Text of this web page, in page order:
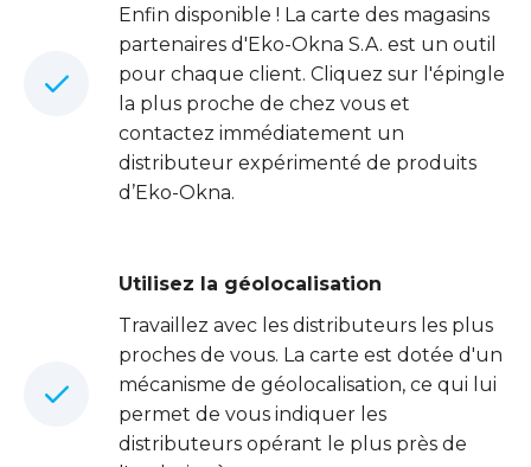
Enfin disponible ! La carte des magasins
partenaires d'Eko-Okna S.A. est un outil
pour chaque client. Cliquez sur l'épingle
la plus proche de chez vous et
contactez immédiatement un
distributeur expérimenté de produits
d’Eko-Okna.
Utilisez la géolocalisation
Travaillez avec les distributeurs les plus
proches de vous. La carte est dotée d'un
mécanisme de géolocalisation, ce qui lui
permet de vous indiquer les
distributeurs opérant le plus près de